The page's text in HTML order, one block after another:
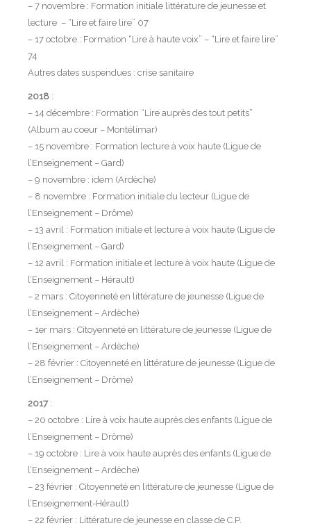
– 7 novembre : Formation initiale littérature de jeunesse et
lecture – “Lire et faire lire” 07
– 17 octobre : Formation “Lire à haute voix” – “Lire et faire lire”
74
Autres dates suspendues : crise sanitaire
2018 :
– 14 décembre : Formation “Lire auprès des tout petits”
(Album au coeur – Montélimar)
– 15 novembre : Formation lecture à voix haute (Ligue de
l’Enseignement – Gard)
– 9 novembre : idem (Ardèche)
– 8 novembre : Formation initiale du lecteur (Ligue de
l’Enseignement – Drôme)
– 13 avril : Formation initiale et lecture à voix haute (Ligue de
l’Enseignement – Gard)
– 12 avril : Formation initiale et lecture à voix haute (Ligue de
l’Enseignement – Hérault)
– 2 mars : Citoyenneté en littérature de jeunesse (Ligue de
l’Enseignement – Ardèche)
– 1er mars : Citoyenneté en littérature de jeunesse (Ligue de
l’Enseignement – Ardèche)
– 28 février : Citoyenneté en littérature de jeunesse (Ligue de
l’Enseignement – Drôme)
2017:
– 20 octobre : Lire à voix haute auprès des enfants (Ligue de
l’Enseignement – Drôme)
– 19 octobre : Lire à voix haute auprès des enfants (Ligue de
l’Enseignement – Ardèche)
– 23 février : Citoyenneté en littérature de jeunesse (Ligue de
l’Enseignement-Hérault)
– 22 février : Littérature de jeunesse en classe de C.P.